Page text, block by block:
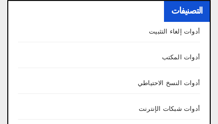
التصنيفات
أدوات إلغاء التثبيت
أدوات المكتب
أدوات النسخ الاحتياطي
أدوات شبكات الإنترنت